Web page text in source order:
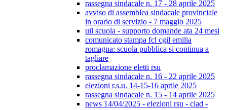
rassegna sindacale n. 17 - 28 aprile 2025
avviso di assemblea sindacale provinciale
in orario di servizio - 7 maggio 2025
uil scuola - supporto domande ata 24 mesi
comunicato stampa fcl cgil emilia
romagna: scuola pubblica si continua a
tagliare
proclamazione eletti rsu
rassegna sindacale n. 16 - 22 aprile 2025
elezioni r.s.u. 14-15-16 aprile 2025
rassegna sindacale n. 15 - 14 aprile 2025
news 14/04/2025 - elezioni rsu - ciad -